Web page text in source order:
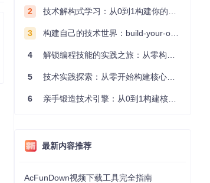
2 技术解构式学习：从0到1构建你的编程知识体系
3 构建自己的技术世界：build-your-own-x项目的实践探索指南
4 解锁编程技能的实践之旅：从零构建你的技术世界
5 技术实践探索：从零开始构建核心系统的实践指南
6 亲手锻造技术引擎：从0到1构建核心系统的实践指南
最新内容推荐
AcFunDown视频下载工具完全指南